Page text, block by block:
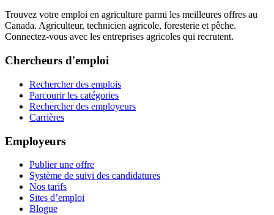
Trouvez votre emploi en agriculture parmi les meilleures offres au
Canada. Agriculteur, technicien agricole, foresterie et pêche.
Connectez-vous avec les entreprises agricoles qui recrutent.
Chercheurs d'emploi
Rechercher des emplois
Parcourir les catégories
Rechercher des employeurs
Carrières
Employeurs
Publier une offre
Système de suivi des candidatures
Nos tarifs
Sites d’emploi
Blogue